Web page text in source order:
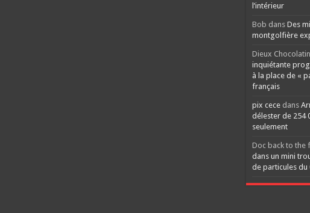
l’intérieur
Bob dans Des
montgolfière
Dieux
inquiétante
à la place de «
français
pix cecedans
délester de 254
seulement
Doc back to the
dans un mini
de particules du